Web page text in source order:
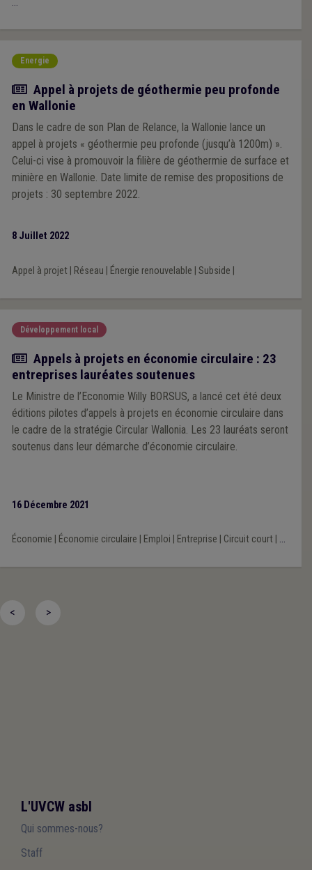
Energie
Actualité
Appel à projets de géothermie peu profonde
en Wallonie
Dans le cadre de son Plan de Relance, la Wallonie lance un
appel à projets « géothermie peu profonde (jusqu’à 1200m) ».
Celui-ci vise à promouvoir la filière de géothermie de surface et
minière en Wallonie. Date limite de remise des propositions de
projets : 30 septembre 2022.
8 Juillet 2022
Appel à projet| Réseau Énergie renouvelable Subside
Développement local
Actualité
Appels à projets en économie circulaire : 23
entreprises lauréates soutenues
Le Ministre de l’Economie Willy BORSUS, a lancé cet été deux
éditions pilotes d’appels à projets en économie circulaire dans
le cadre de la stratégie Circular Wallonia. Les 23 lauréats seront
soutenus dans leur démarche d’économie circulaire.
16 Décembre 2021
Économie Économie circulaire Emploi Entreprise Circuit court| ...
< >
L'UVCW asbl
Qui sommes-nous?
Staff